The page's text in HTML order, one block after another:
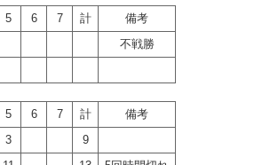
5 6 7 計
備考
不戦勝
5 6 7 計
備考
3
9